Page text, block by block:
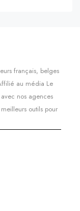
français, belges
au média Le
nos agences
outils pour